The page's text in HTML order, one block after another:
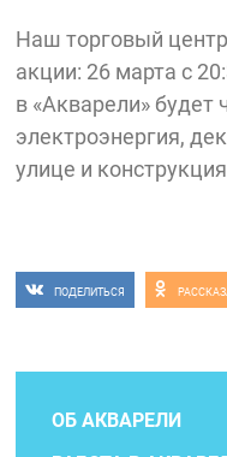
Наш торговый
акции: 26 марта с
в «Акварели» будет
электроэнергия,
улице и
ПОДЕЛИТЬСЯ
ОБ АКВАРЕЛИ